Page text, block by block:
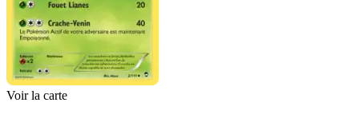
Voir la carte